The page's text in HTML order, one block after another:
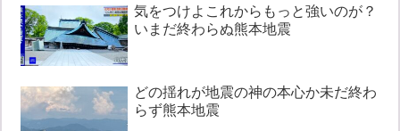
気をつけよこれからもっと強いのが？
いまだ終わらぬ熊本地震
どの揺れが地震の神の本心か未だ終わ
らず熊本地震